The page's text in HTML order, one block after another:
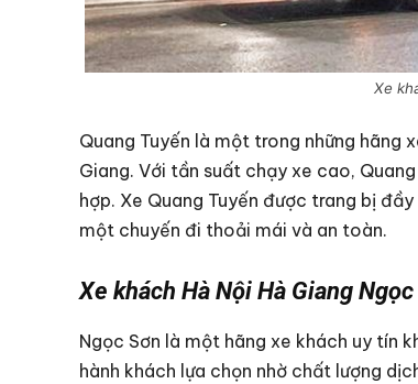
Xe
Quang Tuyến là một trong những hãng
Giang. Với tần suất chạy xe cao,
hợp. Xe Quang Tuyến được trang bị
một chuyến đi thoải mái và an toàn.
Xe khách Hà Nội Hà Giang Ngọc
Ngọc Sơn là một hãng xe khách uy tín
hành khách lựa chọn nhờ chất lượng